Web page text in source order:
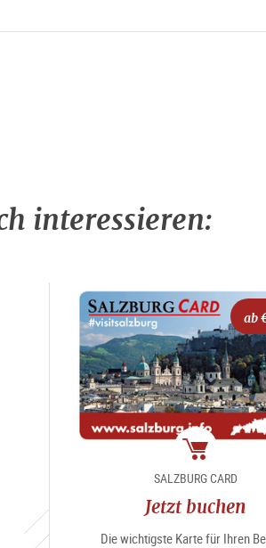
interessieren:
ab
Package
SALZBURG CARD
Jetzt buchen
Die wichtigste Karte für Ihren